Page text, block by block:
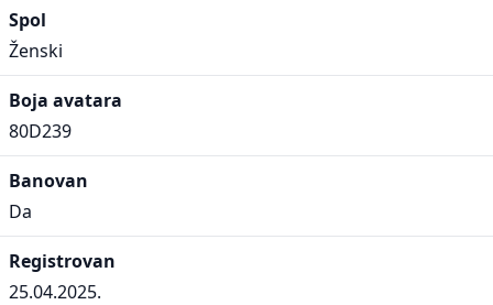
Spol
Ženski
Boja avatara
80D239
Banovan
Da
Registrovan
25.04.2025.